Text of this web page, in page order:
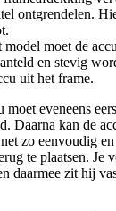
ontgrendelen.
moet de
en stevig
uit het frame.
eveneens
Daarna kan de
zo eenvoudig
te plaatsen. Je
daarmee zit hij